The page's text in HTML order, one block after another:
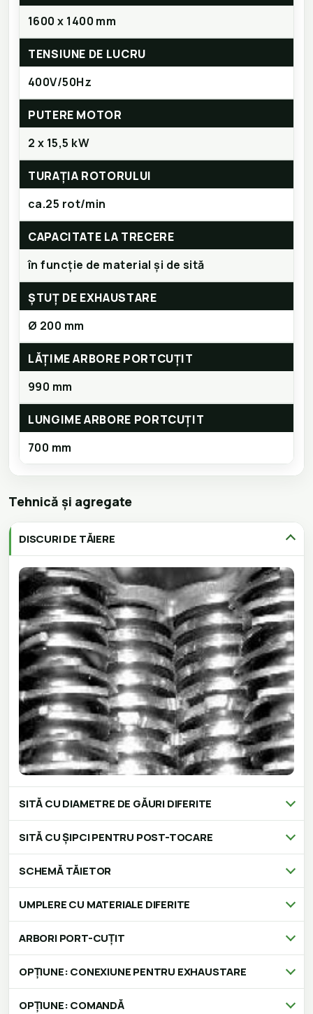
1600 x 1400 mm
TENSIUNE DE LUCRU
400V/50Hz
PUTERE MOTOR
2 x 15,5 kW
TURAȚIA ROTORULUI
ca.25 rot/min
CAPACITATE LA TRECERE
în funcție de material și de sită
ȘTUȚ DE EXHAUSTARE
Ø 200 mm
LĂȚIME ARBORE PORTCUȚIT
990 mm
LUNGIME ARBORE PORTCUȚIT
700 mm
Tehnică și agregate
DISCURI DE TĂIERE
SITĂ CU DIAMETRE DE GĂURI DIFERITE
SITĂ CU ȘIPCI PENTRU POST-TOCARE
SCHEMĂ TĂIETOR
UMPLERE CU MATERIALE DIFERITE
ARBORI PORT-CUȚIT
OPȚIUNE: CONEXIUNE PENTRU EXHAUSTARE
OPȚIUNE: COMANDĂ